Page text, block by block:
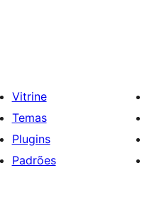
Vitrine
Temas
Plugins
Padrões